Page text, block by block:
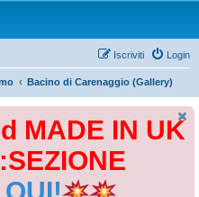
Login
Iscriviti
Bacino di Carenaggio (Gallery)
MADE IN UK